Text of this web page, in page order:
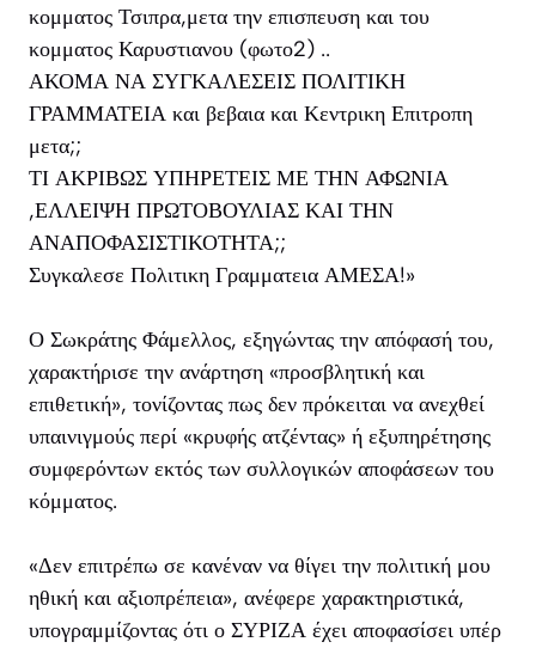
κομματος Τσιπρα,μετα την επισπευση και του
κομματος Καρυστιανου (φωτο2) ..
ΑΚΟΜΑ ΝΑ ΣΥΓΚΑΛΕΣΕΙΣ ΠΟΛΙΤΙΚΗ
ΓΡΑΜΜΑΤΕΙΑ και βεβαια και Κεντρικη Επιτροπη
μετα;;
ΤΙ ΑΚΡΙΒΩΣ ΥΠΗΡΕΤΕΙΣ ΜΕ ΤΗΝ ΑΦΩΝΙΑ
,ΕΛΛΕΙΨΗ ΠΡΩΤΟΒΟΥΛΙΑΣ ΚΑΙ ΤΗΝ
ΑΝΑΠΟΦΑΣΙΣΤΙΚΟΤΗΤΑ;;
Συγκαλεσε Πολιτικη Γραμματεια ΑΜΕΣΑ!»
Ο Σωκράτης Φάμελλος, εξηγώντας την απόφασή του,
χαρακτήρισε την ανάρτηση «προσβλητική και
επιθετική», τονίζοντας πως δεν πρόκειται να ανεχθεί
υπαινιγμούς περί «κρυφής ατζέντας» ή εξυπηρέτησης
συμφερόντων εκτός των συλλογικών αποφάσεων του
κόμματος.
«Δεν επιτρέπω σε κανέναν να θίγει την πολιτική μου
ηθική και αξιοπρέπεια», ανέφερε χαρακτηριστικά,
υπογραμμίζοντας ότι ο ΣΥΡΙΖΑ έχει αποφασίσει υπέρ